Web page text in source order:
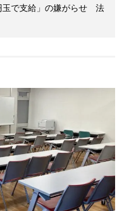
玉で支給」の嫌がらせ 法